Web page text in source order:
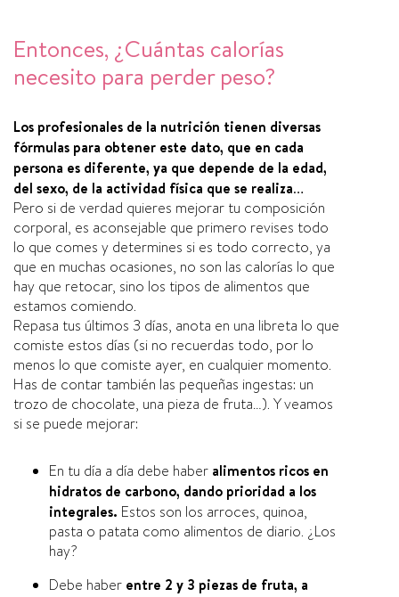
Entonces, ¿Cuántas calorías
necesito para perder peso?
Los profesionales de la nutrición tienen diversas
fórmulas para obtener este dato, que en cada
persona es diferente, ya que depende de la edad,
del sexo, de la actividad física que se realiza…
Pero si de verdad quieres mejorar tu composición
corporal, es aconsejable que primero revises todo
lo que comes y determines si es todo correcto, ya
que en muchas ocasiones, no son las calorías lo que
hay que retocar, sino los tipos de alimentos que
estamos comiendo.
Repasa tus últimos 3 días, anota en una libreta lo que
comiste estos días (si no recuerdas todo, por lo
menos lo que comiste ayer, en cualquier momento.
Has de contar también las pequeñas ingestas: un
trozo de chocolate, una pieza de fruta…). Y veamos
si se puede mejorar:
En tu día a día debe haber alimentos ricos en
hidratos de carbono, dando prioridad a los
integrales. Estos son los arroces, quinoa,
pasta o patata como alimentos de diario. ¿Los
hay?
Debe haber entre 2 y 3 piezas de fruta, a